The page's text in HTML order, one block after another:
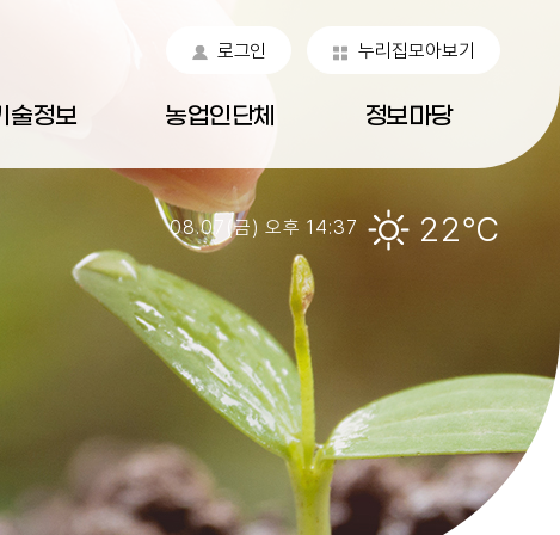
로그인 누리집모아보기
술정보 농업인단체 정보마당
08.07(금) 오후 14:37 22℃